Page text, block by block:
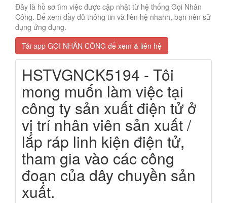
Đây là hồ sơ tìm việc được cập nhật từ hệ thống Gọi Nhân
Công. Để xem đầy đủ thông tin và liên hệ nhanh, bạn nên sử
dụng ứng dụng.
Tải app GỌI NHÂN CÔNG để xem & liên hệ
HSTVGNCK5194 - Tôi
mong muốn làm việc tại
công ty sản xuất điện tử ở
vị trí nhân viên sản xuất /
lắp ráp linh kiện điện tử,
tham gia vào các công
đoạn của dây chuyền sản
xuất.